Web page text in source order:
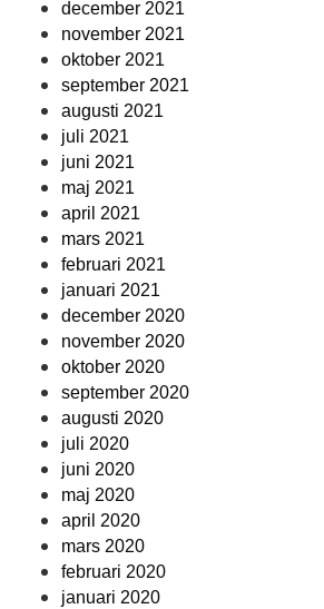
december 2021
november 2021
oktober 2021
september 2021
augusti 2021
juli 2021
juni 2021
maj 2021
april 2021
mars 2021
februari 2021
januari 2021
december 2020
november 2020
oktober 2020
september 2020
augusti 2020
juli 2020
juni 2020
maj 2020
april 2020
mars 2020
februari 2020
januari 2020